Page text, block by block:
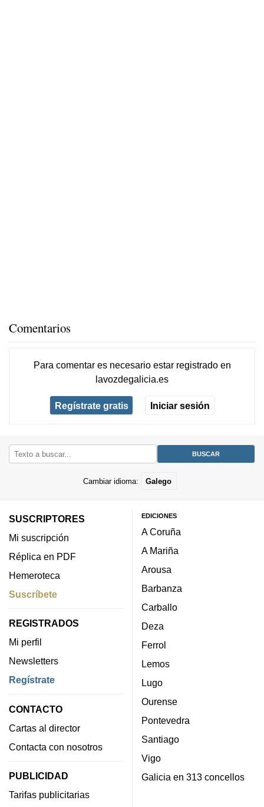
Comentarios
Para comentar es necesario estar registradoen
lavozdegalicia.es
Regístrate gratis Iniciar sesión
Cambiar idioma: Galego
SUSCRIPTORES
Mi suscripción
Réplica en PDF
Hemeroteca
Suscríbete
REGISTRADOS
Mi perfil
Newsletters
Regístrate
CONTACTO
Cartas al director
Contacta con nosotros
PUBLICIDAD
Tarifas publicitarias
EDICIONES
A Coruña
A Mariña
Arousa
Barbanza
Carballo
Deza
Ferrol
Lemos
Lugo
Ourense
Pontevedra
Santiago
Vigo
Galicia en 313 concellos